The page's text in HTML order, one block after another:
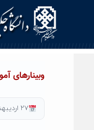
وبینارهای
۲۷ اردیبهشت ۱۴۰۵